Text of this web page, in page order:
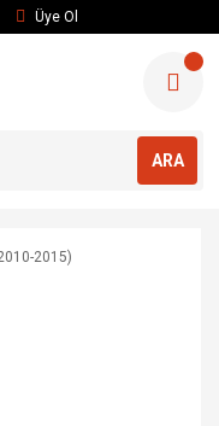
Üye Ol
ARA